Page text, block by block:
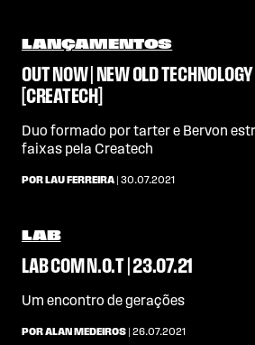
LANÇAMENTOS
OUT NOW | NEW OLD
[CREATECH]
Duo formado por tarter e Bervon
faixas pela Createch
POR LAU FERREIRA | 30.07.2021
LAB
LAB COM N.O.T | 23.07.21
Um encontro de gerações
POR ALAN MEDEIROS | 26.07.2021